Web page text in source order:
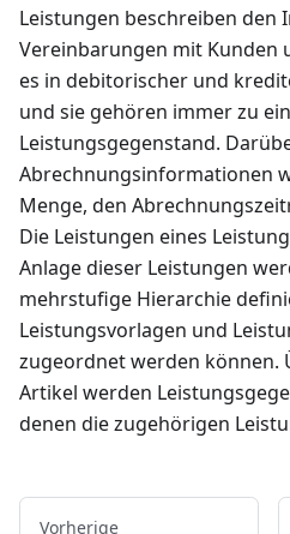
Leistungen beschreiben den
Vereinbarungen mit Kunden
es in debitorischer und
und sie gehören immer zu
Leistungsgegenstand.
Abrechnungsinformationen
Menge, den
Die Leistungen eines
Anlage dieser Leistungen
mehrstufige Hierarchie
Leistungsvorlagen und
zugeordnet werden können.
Artikel werden
denen die zugehörigen
Vorherige